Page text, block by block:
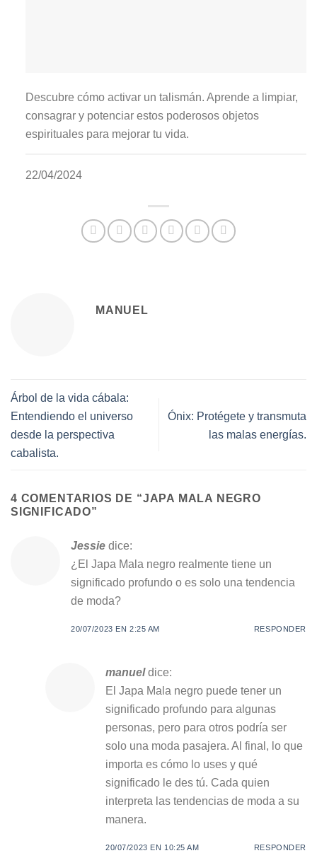
Descubre cómo activar un talismán. Aprende a limpiar,
consagrar y potenciar estos poderosos objetos
espirituales para mejorar tu vida.
22/04/2024
MANUEL
Árbol de la vida cábala:
Entendiendo el universo
desde la perspectiva
cabalista.
Ónix: Protégete y transmuta
las malas energías.
4 COMENTARIOS DE “JAPA MALA NEGRO
SIGNIFICADO”
Jessie dice:
¿El Japa Mala negro realmente tiene un
significado profundo o es solo una tendencia
de moda?
20/07/2023 EN 2:25 AM RESPONDER
manuel dice:
El Japa Mala negro puede tener un
significado profundo para algunas
personas, pero para otros podría ser
solo una moda pasajera. Al final, lo que
importa es cómo lo uses y qué
significado le des tú. Cada quien
interpreta las tendencias de moda a su
manera.
20/07/2023 EN 10:25 AM RESPONDER